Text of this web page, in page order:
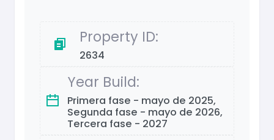
Property ID:
2634
Year Build:
Primera fase - mayo de 2025,
Segunda fase - mayo de 2026,
Tercera fase - 2027